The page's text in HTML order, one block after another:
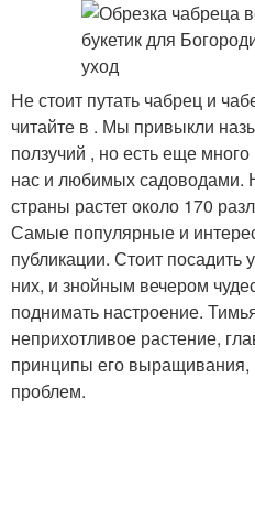
Не стоит путать чабрец и
читайте в . Мы привыкли
ползучий , но есть еще
нас и любимых садоводами.
страны растет около 170
Самые популярные и
публикации. Стоит посадить
них, и знойным вечером
поднимать настроение.
неприхотливое растение,
принципы его выращивания,
проблем.